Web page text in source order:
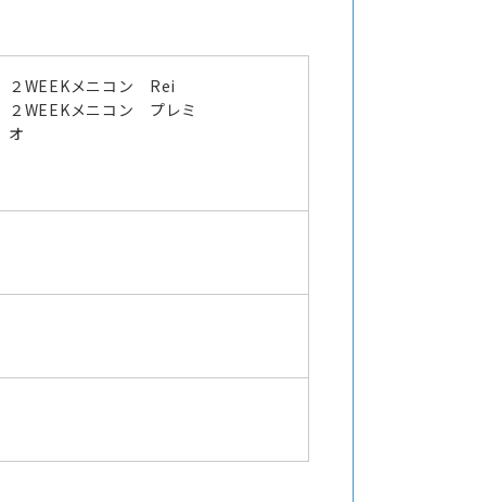
２WEEKメニコン Rei
２WEEKメニコン プレミ
オ